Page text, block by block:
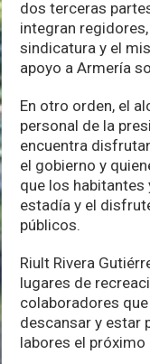
dos terceras
integran
sindicatura y el
apoyo a Armería
En otro orden, el
personal de la
encuentra
el gobierno y
que los
estadía y el
públicos.
Riult Rivera
lugares de
colaboradores
descansar y estar
labores el próximo